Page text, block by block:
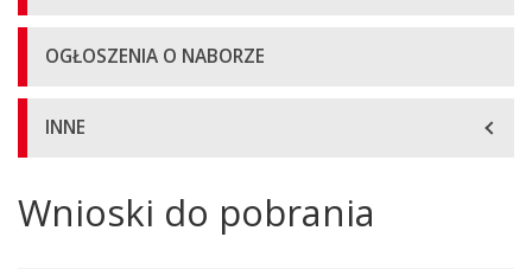
OGŁOSZENIA O NABORZE
INNE
Główna
treść
Wnioski do pobrania